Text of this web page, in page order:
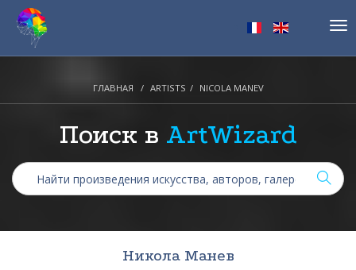
ГЛАВНАЯ ARTISTS NICOLA MANEV
Поиск в ArtWizard
Никола Манев